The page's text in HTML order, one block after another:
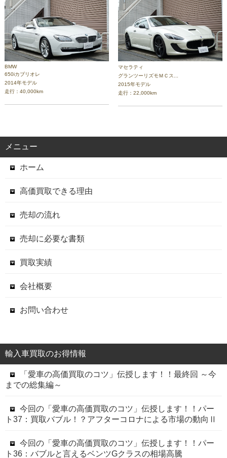
BMW
650iカブリオレ
2014年モデル
走行：40,000km
マセラティ
グランツーリズモＭＣス...
2015年モデル
走行：22,000km
メニュー
ホーム
高価買取できる理由
売却の流れ
売却に必要な書類
買取実績
会社概要
お問い合わせ
輸入車買取のお得情報
「愛車の高価買取のコツ」伝授します！！最終回 ～今
までの総集編～
今回の「愛車の高価買取のコツ」伝授します！！パー
ト37：買取バブル！？アフターコロナによる市場の動向Ⅱ
今回の「愛車の高価買取のコツ」伝授します！！パー
ト36：バブルと言えるベンツGクラスの相場高騰